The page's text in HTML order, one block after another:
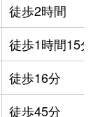
徒歩1時間45分
徒歩1時間45分
徒歩1時間15分
徒歩2時間
徒歩1時間15分
徒歩16分
徒歩45分